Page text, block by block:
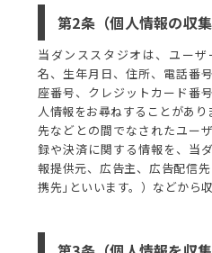
第2条（個人情報の収集
当ダンススタジオは、ユー
名、生年月日、住所、電話番
座番号、クレジットカード番
人情報をお尋ねすることがあ
先などとの間でなされたユー
録や決済に関する情報を、当
報提供元、広告主、広告配信
携先｣といいます。）などから